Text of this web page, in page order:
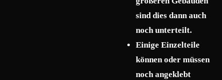
sind dies dann auch
noch unterteilt.
Einige Einzelteile
können oder müssen
noch angeklebt